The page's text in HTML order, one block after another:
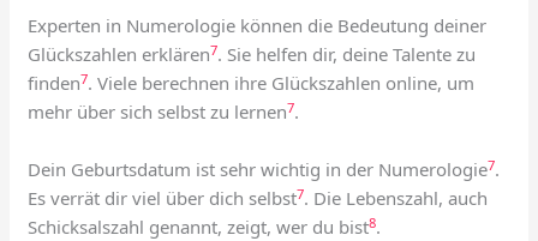
Experten in Numerologie können die Bedeutung deiner
Glückszahlen erklären7. Sie helfen dir, deine Talente zu
finden7. Viele berechnen ihre Glückszahlen online, um
mehr über sich selbst zu lernen7.
Dein Geburtsdatum ist sehr wichtig in der Numerologie7.
Es verrät dir viel über dich selbst7. Die Lebenszahl, auch
Schicksalszahl genannt, zeigt, wer du bist8.